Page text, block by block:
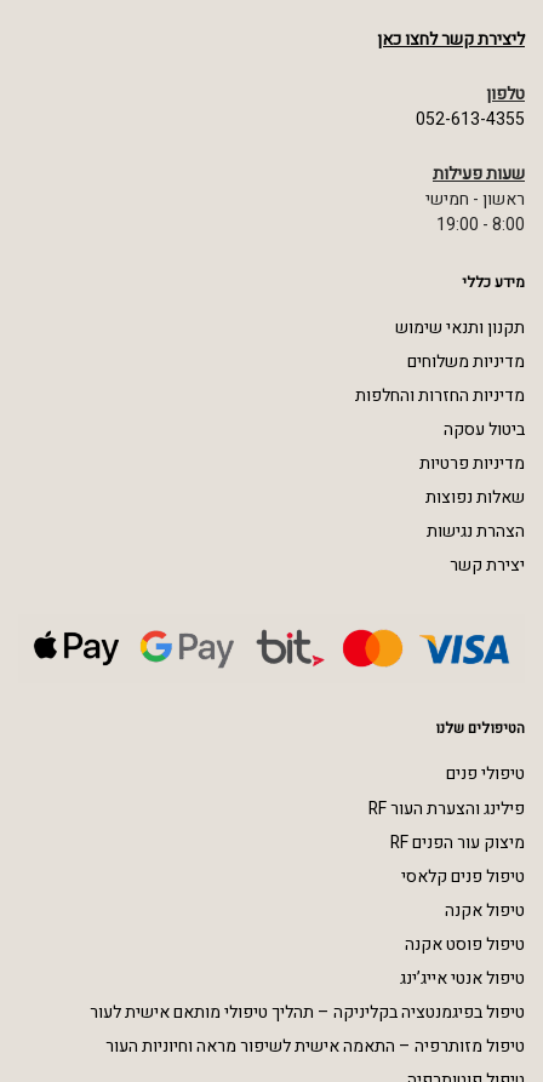
ליצירת קשר לחצו כאן
טלפון
052-613-4355
שעות פעילות
ראשון - חמישי
8:00 - 19:00
מידע כללי
תקנון ותנאי שימוש
מדיניות משלוחים
מדיניות החזרות והחלפות
ביטול עסקה
מדיניות פרטיות
שאלות נפוצות
הצהרת נגישות
יצירת קשר
הטיפולים שלנו
טיפולי פנים
פילינג והצערת העור RF
מיצוק עור הפנים RF
טיפול פנים קלאסי
טיפול אקנה
טיפול פוסט אקנה
טיפול אנטי אייג’ינג
טיפול בפיגמנטציה בקליניקה – תהליך טיפולי מותאם אישית לעור
טיפול מזותרפיה – התאמה אישית לשיפור מראה וחיוניות העור